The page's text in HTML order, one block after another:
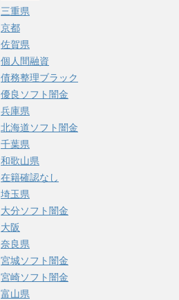
三重県
京都
佐賀県
個人間融資
債務整理ブラック
優良ソフト闇金
兵庫県
北海道ソフト闇金
千葉県
和歌山県
在籍確認なし
埼玉県
大分ソフト闇金
大阪
奈良県
宮城ソフト闇金
宮崎ソフト闇金
富山県